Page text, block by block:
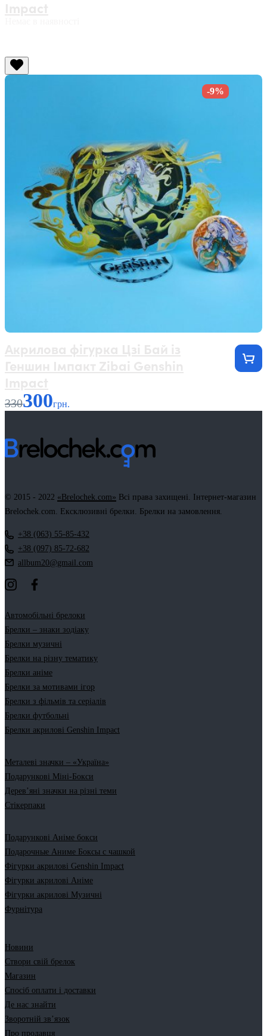
-9%
330300грн.
© 2015 - 2022 «Brelochek.com» Всі права захищені. Інтернет-магазин
Brelochek.com. Ексклюзивні брелки. Брелки на замовлення.
+38 (063) 55-85-432
+38 (097) 85-72-682
allbum20@gmail.com
Автомобільні брелоки
Брелки – знаки зодіаку
Брелки музичні
Брелки на різну тематику
Брелки аніме
Брелки за мотивами ігор
Брелки з фільмів та серіалів
Брелки футбольні
Брелки акрилові Genshin Impact
Металеві значки – «Україна»
Подарункові Міні-Бокси
Дерев’яні значки на різні теми
Стікерпаки
Подарункові Аніме бокси
Подарочные Аниме Боксы с чашкой
Фігурки акрилові Genshin Impact
Фігурки акрилові Аніме
Фігурки акрилові Музичні
Фурнітура
Новини
Створи свій брелок
Магазин
Спосіб оплати і доставки
Де нас знайти
Зворотній зв’язок
Про продавця